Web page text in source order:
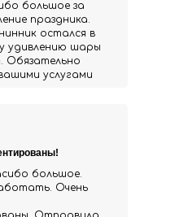
большое.
Очень
большое за
праздника.
остался в
удивлению шары
Обязательно
услугами